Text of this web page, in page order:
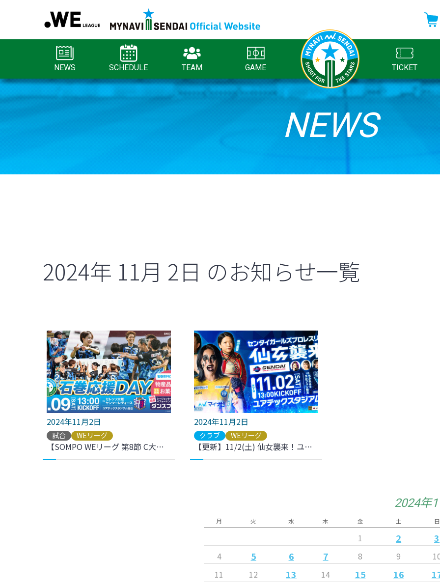
NEWS SCHEDULE TEAM GAME TICKET
NEWS
2024年 11月 2日 のお知らせ一覧
2024年11月2日
試合 WEリーグ
【SOMPO WEリーグ 第8節 C大阪戦】ホームゲームのご案内
2024年11月2日
クラブ WEリーグ
【更新】11/2(土) 仙女襲来！ユアスタに『センダイガールズプロレスリング』 がやってくる！
2024年
月 火 水 木 金 土 日
1 2 3
4 5 6 7 8 9
11
12 13 14 15 16